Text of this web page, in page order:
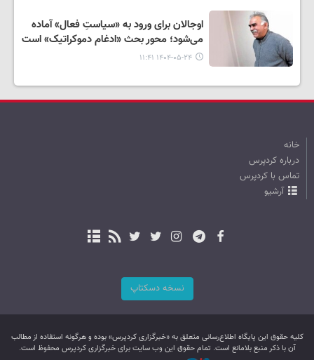
اوجالان برای ورود به «سیاستِ فعال» آماده
می‌شود؛ محور بحث «ادغام دموکراتیک» است
۱۴۰۴-۰۵-۲۴ ۱۱:۴۱
خانه
درباره کردپرس
تماس با کردپرس
آرشیو
نسخه دسکتاپ
کليه حقوق اين پایگاه اطلاع‌رسانی متعلق به «خبرگزاری کردپرس» بوده و هرگونه استفاده از مطالب
آن با ذکر منبع بلامانع است. تمام حقوق این وب سایت برای خبرگزاری کردپرس محفوظ است.